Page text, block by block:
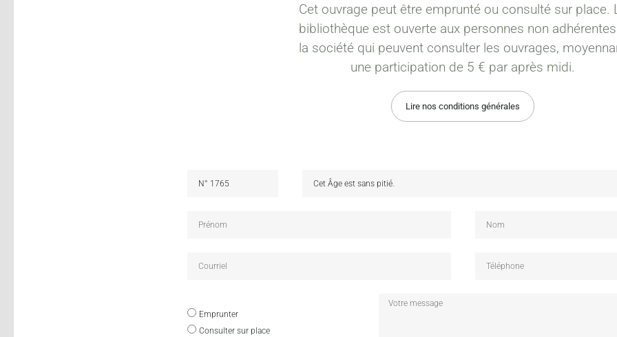
Cet ouvrage peut être emprunté ou consulté sur place.
bibliothèque est ouverte aux personnes non
la société qui peuvent consulter les ouvrages,
une participation de 5 € par après midi.
Lire nos conditions générales
Emprunter
Consulter sur place